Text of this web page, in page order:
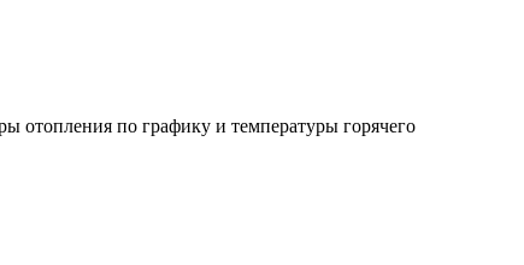
отопления по графику и температуры горячего